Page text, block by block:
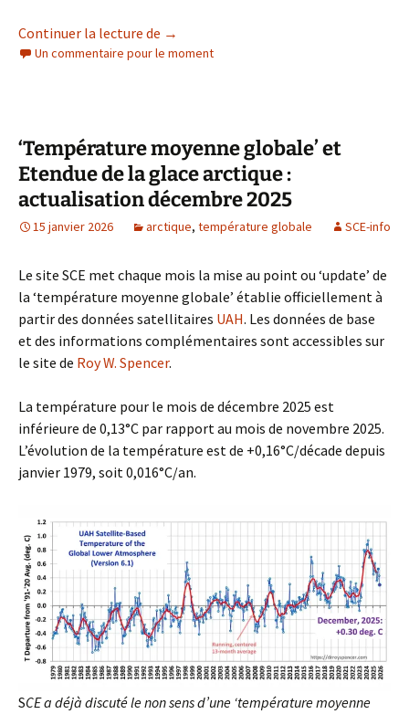
Continuer la lecture de ‘Température moyenne globale’ et
→
Un commentaire pour le moment
‘Température moyenne globale’ et
Etendue de la glace arctique :
actualisation décembre 2025
15 janvier 2026 arctique, température globale SCE-info
Le site SCE met chaque mois la mise au point ou ‘update’ de
la ‘température moyenne globale’ établie officiellement à
partir des données satellitaires UAH. Les données de base
et des informations complémentaires sont accessibles sur
le site de Roy W. Spencer.
La température pour le mois de décembre 2025 est
inférieure de 0,13°C par rapport au mois de novembre 2025.
L’évolution de la température est de +0,16°C/décade depuis
janvier 1979, soit 0,016°C/an.
SCE a déjà discuté le non sens d’une ‘température moyenne